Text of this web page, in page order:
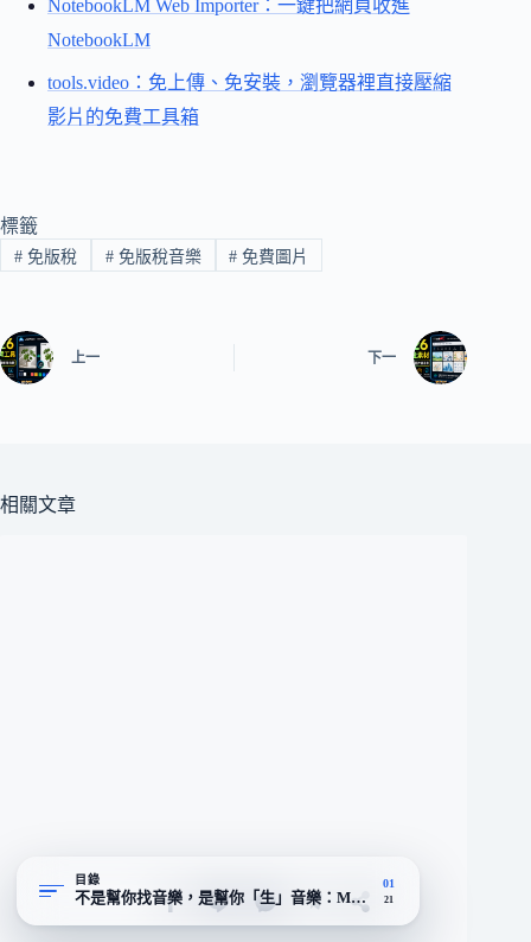
NotebookLM Web Importer：一鍵把網頁收進
NotebookLM
tools.video：免上傳、免安裝，瀏覽器裡直接壓縮
影片的免費工具箱
標籤
#免版稅 #免版稅音樂 # 免費圖片
上一 下一
相關文章
目錄
不是幫你找音樂，是幫你「生」音樂：Mubert Render 的定位與技
01
21